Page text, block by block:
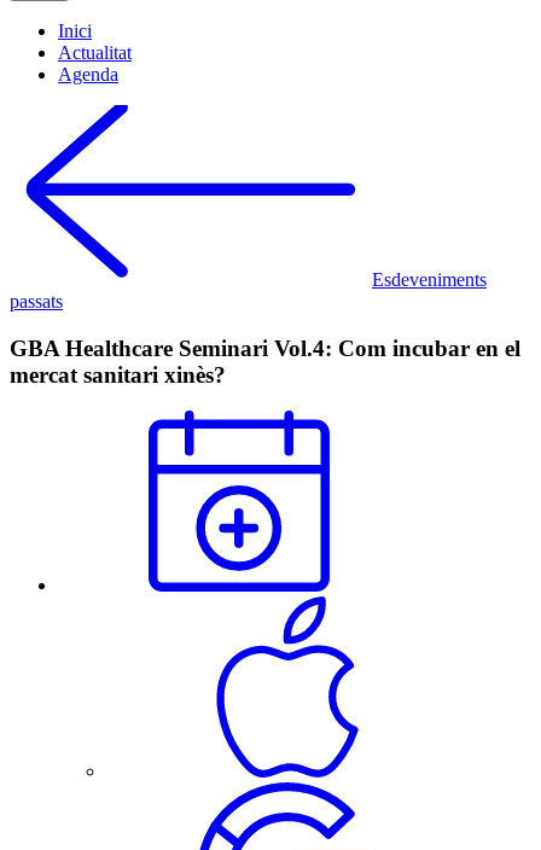
Inici
Actualitat
Agenda
Esdeveniments
passats
GBA Healthcare Seminari Vol.4: Com incubar en el
mercat sanitari xinès?